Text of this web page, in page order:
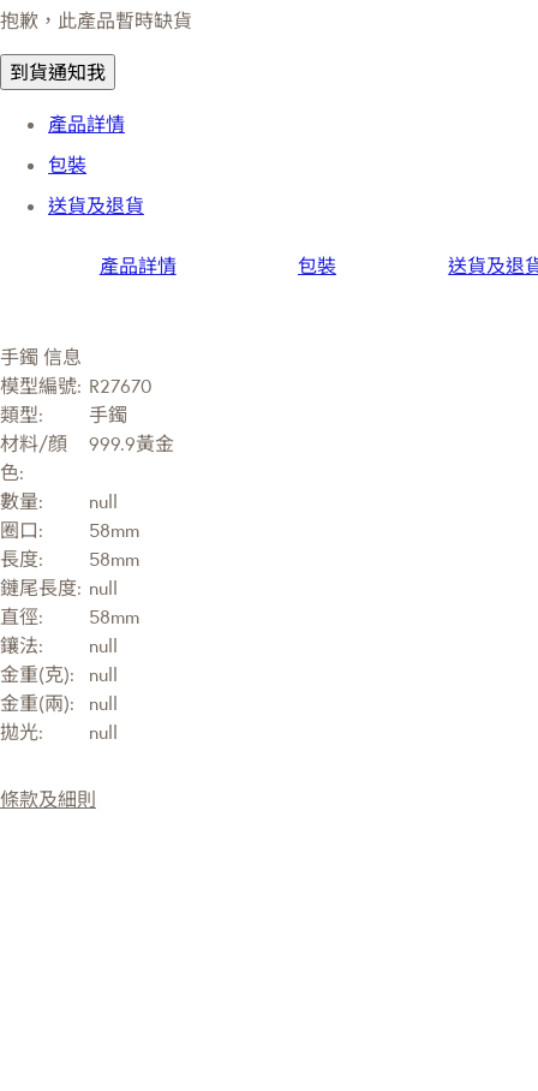
抱歉，此產品暫時缺貨
到貨通知我
產品詳情
包裝
送貨及退貨
產品詳情 包裝 送貨及退
手鐲 信息
模型編號: R27670
類型:
手鐲
材料/顔
色:
999.9黃金
數量:
null
圈口:
58mm
長度:
58mm
鏈尾長度: null
直徑:
58mm
鑲法:
null
金重(克):
null
金重(兩):
null
拋光:
null
條款及細則